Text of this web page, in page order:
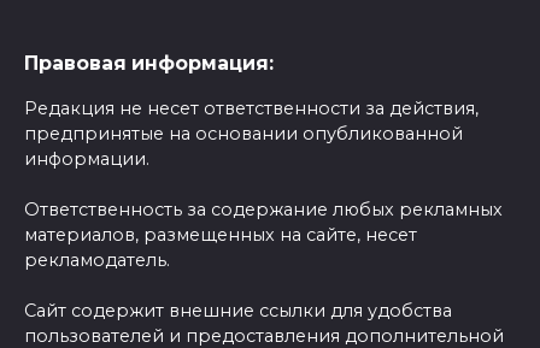
Правовая информация:
Редакция не несет ответственности за действия,
предпринятые на основании опубликованной
информации.
Ответственность за содержание любых рекламных
материалов, размещенных на сайте, несет
рекламодатель.
Сайт содержит внешние ссылки для удобства
пользователей и предоставления дополнительной